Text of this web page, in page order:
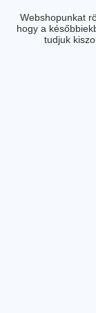
Webshopunkat
hogy a
tudjuk